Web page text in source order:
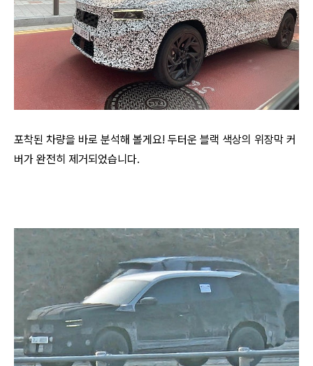
포착된 차량을 바로 분석해 볼게요! 두터운 블랙 색상의 위장막 커
버가 완전히 제거되었습니다.